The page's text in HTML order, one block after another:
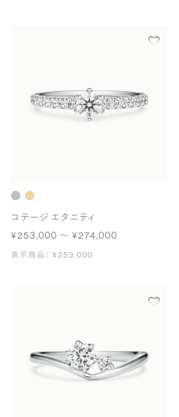
コテージ エタニティ
¥253,000 〜 ¥274,000
表示商品： ¥253,000